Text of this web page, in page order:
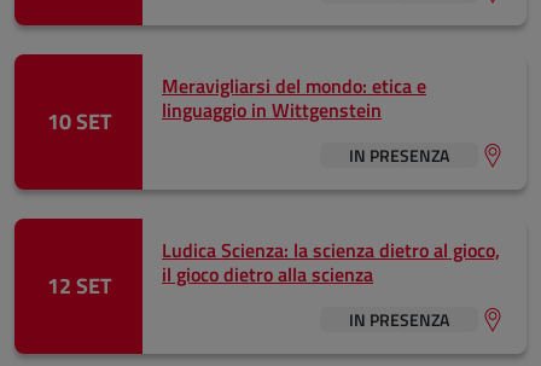
10 SET
Meravigliarsi del mondo: etica e
linguaggio in Wittgenstein
IN PRESENZA
12 SET
Ludica Scienza: la scienza dietro al gioco,
il gioco dietro alla scienza
IN PRESENZA